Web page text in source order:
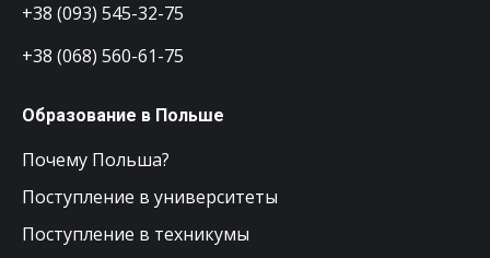
+38 (093) 545-32-75
+38 (068) 560-61-75
Образование в Польше
Почему Польша?
Поступление в университеты
Поступление в техникумы